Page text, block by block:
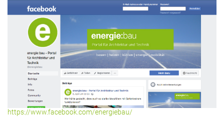
Roland Mösl: „Man wollte wohl
Kasse machen statt neue Produkte
erfinden.“ lesen
Hier geht’s zu allen Kommentaren
https://www.facebook.com/energiebau/